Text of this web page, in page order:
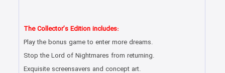
The Collector’s Edition includes:
Play the bonus game to enter more dreams.
Stop the Lord of Nightmares from returning.
Exquisite screensavers and concept art.